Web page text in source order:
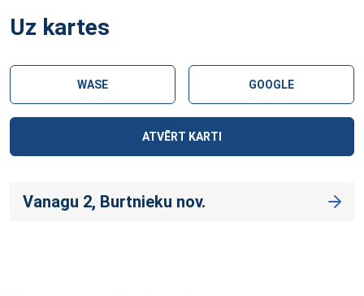
Uz kartes
WASE GOOGLE
ATVĒRT KARTI
Vanagu 2, Burtnieku nov.